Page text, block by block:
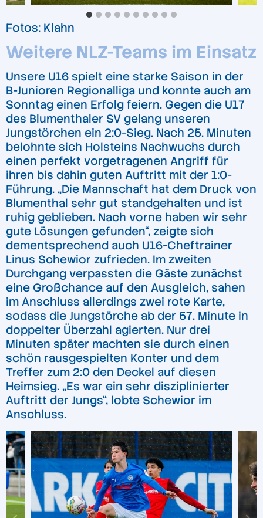
Fotos: Klahn
Weitere NLZ-Teams im Einsatz
Unsere U16 spielt eine starke Saison in der
B-Junioren Regionalliga und konnte auch am
Sonntag einen Erfolg feiern. Gegen die U17
des Blumenthaler SV gelang unseren
Jungstörchen ein 2:0-Sieg. Nach 25. Minuten
belohnte sich Holsteins Nachwuchs durch
einen perfekt vorgetragenen Angriff für
ihren bis dahin guten Auftritt mit der 1:0-
Führung. „Die Mannschaft hat dem Druck von
Blumenthal sehr gut standgehalten und ist
ruhig geblieben. Nach vorne haben wir sehr
gute Lösungen gefunden“, zeigte sich
dementsprechend auch U16-Cheftrainer
Linus Schewior zufrieden. Im zweiten
Durchgang verpassten die Gäste zunächst
eine Großchance auf den Ausgleich, sahen
im Anschluss allerdings zwei rote Karte,
sodass die Jungstörche ab der 57. Minute in
doppelter Überzahl agierten. Nur drei
Minuten später machten sie durch einen
schön rausgespielten Konter und dem
Treffer zum 2:0 den Deckel auf diesen
Heimsieg. „Es war ein sehr disziplinierter
Auftritt der Jungs“, lobte Schewior im
Anschluss.